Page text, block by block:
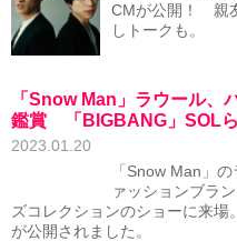
CMが公開！ 親
しトークも。
「Snow Man」ラウール、
鑑賞 「BIGBANG」SOL
2023.01.20
「Snow Man」
ァッションブラ
ズコレクションのショーに来
が公開されました。